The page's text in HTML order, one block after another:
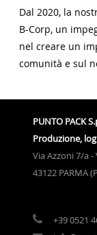
Dal 2020, la
B-Corp, un
nel creare un
comunità e sul
PUNTO PACK
Produzione,
Via Azzoni 7/a -
43122 PARMA
+39 0521